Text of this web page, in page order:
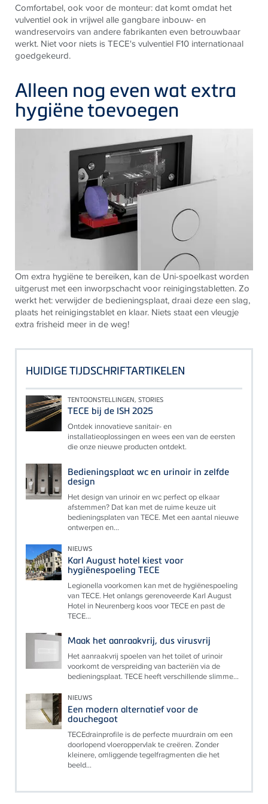
Comfortabel, ook voor de monteur: dat komt omdat het
vulventiel ook in vrijwel alle gangbare inbouw- en
wandreservoirs van andere fabrikanten even betrouwbaar
werkt. Niet voor niets isTECE's vulventiel F10 internationaal
goedgekeurd.
Alleen nog even wat extra
hygiëne toevoegen
Om extra hygiëne te bereiken, kan de Uni-spoelkast worden
uitgerust met een inworpschacht voor reinigingstabletten. Zo
werkt het: verwijder de bedieningsplaat, draai deze een slag,
plaats het reinigingstablet en klaar. Niets staat een vleugje
extra frisheid meer in de weg!
HUIDIGE TIJDSCHRIFTARTIKELEN
TENTOONSTELLINGEN, STORIES
TECE bij de ISH 2025
Ontdek innovatieve sanitair- en
installatieoplossingen en wees een van de eersten
die onze nieuwe producten ontdekt.
Bedieningsplaat wc en urinoir in zelfde
design
Het design van urinoir en wc perfect op elkaar
afstemmen? Dat kan met de ruime keuze uit
bedieningsplaten van TECE. Met een aantal nieuwe
ontwerpen en...
NIEUWS
Karl August hotel kiest voor
hygiënespoeling TECE
Legionella voorkomen kan met de hygiënespoeling
van TECE. Het onlangs gerenoveerde Karl August
Hotel in Neurenberg koos voor TECE en past de
TECE...
Maak het aanraakvrij, dus virusvrij
Het aanraakvrij spoelen van het toilet of urinoir
voorkomt de verspreiding van bacteriën via de
bedieningsplaat. TECE heeft verschillende slimme...
NIEUWS
Een modern alternatief voor de
douchegoot
TECEdrainprofile is de perfecte muurdrain om een
doorlopend vloeroppervlak te creëren. Zonder
kleinere, omliggende tegelfragmenten die het
beeld...